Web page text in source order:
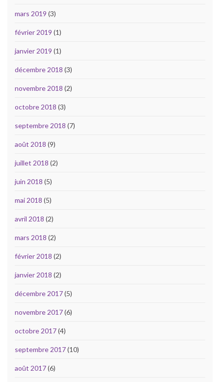
mars 2019 (3)
février 2019 (1)
janvier 2019 (1)
décembre 2018 (3)
novembre 2018 (2)
octobre 2018 (3)
septembre 2018 (7)
août 2018 (9)
juillet 2018 (2)
juin 2018 (5)
mai 2018 (5)
avril 2018 (2)
mars 2018 (2)
février 2018 (2)
janvier 2018 (2)
décembre 2017(5)
novembre 2017(6)
octobre 2017(4)
septembre 2017(10)
août 2017(6)